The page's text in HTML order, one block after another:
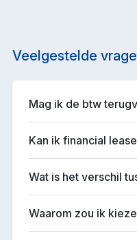
Veelgestelde
Mag ik de btw
Kan ik financial
Wat is het verschil
Waarom zou ik